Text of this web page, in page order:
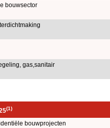
bouwsector
gas,sanitair
(1)
bouwprojecten